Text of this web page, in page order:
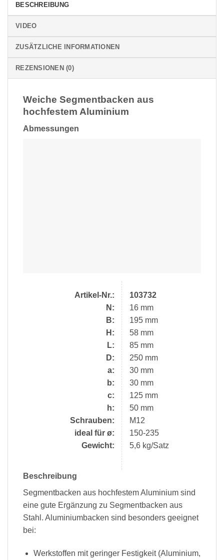
BESCHREIBUNG
VIDEO
ZUSÄTZLICHE INFORMATIONEN
REZENSIONEN (0)
Weiche Segmentbacken aus
hochfestem Aluminium
Abmessungen
Artikel-Nr.:
N:
B:
H:
L:
D:
a:
b:
c:
h:
Schrauben:
ideal für ø:
Gewicht:
103732
16 mm
195 mm
58 mm
85 mm
250 mm
30 mm
30 mm
125 mm
50 mm
M12
150-235
5,6 kg/Satz
Beschreibung
Segmentbacken aus hochfestem Aluminium sind
eine gute Ergänzung zu Segmentbacken aus
Stahl. Aluminiumbacken sind besonders geeignet
bei:
Werkstoffen mit geringer Festigkeit (Aluminium,